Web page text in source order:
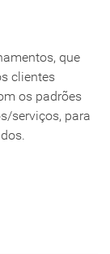
que
clientes
os padrões
serviços, para